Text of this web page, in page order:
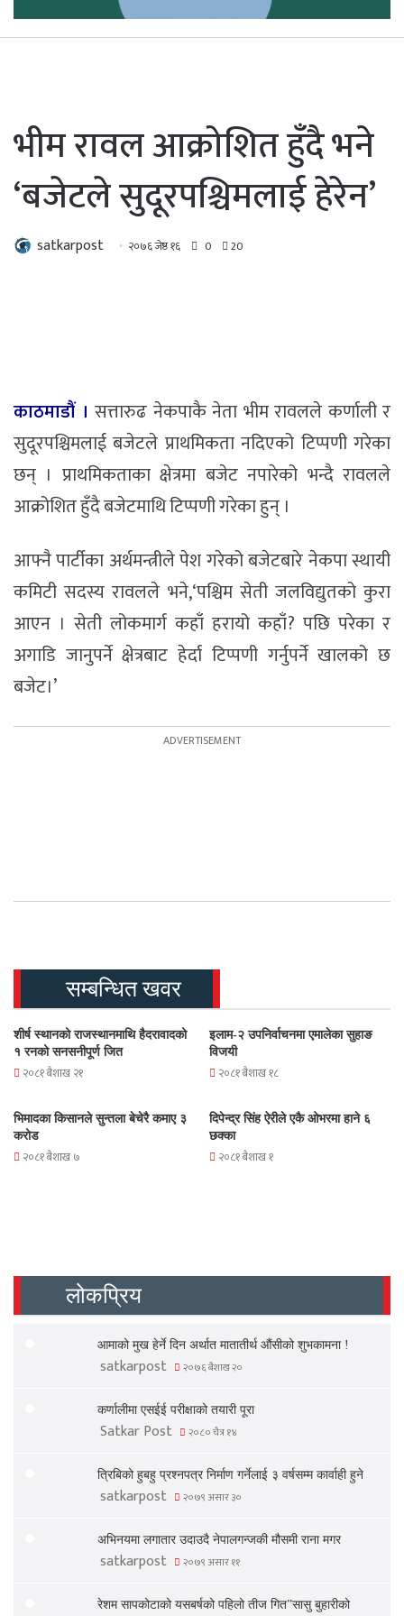
भीम रावल आक्रोशित हुँदै भने
‘बजेटले सुदूरपश्चिमलाई हेरेन’
satkarpost २०७६ जेष्ठ १६ 0 20
काठमाडौं । सत्तारुढ नेकपाकै नेता भीम रावलले कर्णाली र
सुदूरपश्चिमलाई बजेटले प्राथमिकता नदिएको टिप्पणी गरेका
छन् । प्राथमिकताका क्षेत्रमा बजेट नपारेको भन्दै रावलले
आक्रोशित हुँदै बजेटमाथि टिप्पणी गरेका हुन् ।
आफ्नै पार्टीका अर्थमन्त्रीले पेश गरेको बजेटबारे नेकपा स्थायी
कमिटी सदस्य रावलले भने,‘पश्चिम सेती जलविद्युतको कुरा
आएन । सेती लोकमार्ग कहाँ हरायो कहाँ? पछि परेका र
अगाडि जानुपर्ने क्षेत्रबाट हेर्दा टिप्पणी गर्नुपर्ने खालको छ
बजेट।’
सम्बन्धित खवर
शीर्ष स्थानको राजस्थानमाथि हैदरावादको
१ रनको सनसनीपूर्ण जित
२०८१ बैशाख २१
इलाम-२ उपनिर्वाचनमा एमालेका सुहाङ
विजयी
२०८१ बैशाख १८
भिमादका किसानले सुन्तला बेचेरै कमाए ३
करोड
२०८१ बैशाख ७
दिपेन्द्र सिंह ऐरीले एकै ओभरमा हाने ६
छक्का
२०८१ बैशाख १
लोकप्रिय
आमाको मुख हेर्ने दिन अर्थात मातातीर्थ औंसीको शुभकामना !
satkarpost २०७६ बैशाख २०
कर्णालीमा एसईई परीक्षाको तयारी पूरा
Satkar Post २०८० चैत्र १४
त्रिबिको हुबहु प्रश्नपत्र निर्माण गर्नेलाई ३ वर्षसम्म कार्वाही हुने
satkarpost २०७९ असार ३०
अभिनयमा लगातार उदाउदै नेपालगन्जकी मौसमी राना मगर
satkarpost २०७९ असार ११
रेशम सापकोटाको यसबर्षको पहिलो तीज गित”सासु बुहारीको